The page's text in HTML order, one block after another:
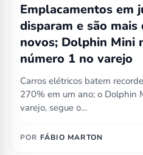
Emplacamentos em
disparam e são
novos; Dolphin Mini
número 1 no varejo
Carros elétricos batem
270% em um ano; o Dolphin
varejo, segue o…
POR FÁBIO MARTON